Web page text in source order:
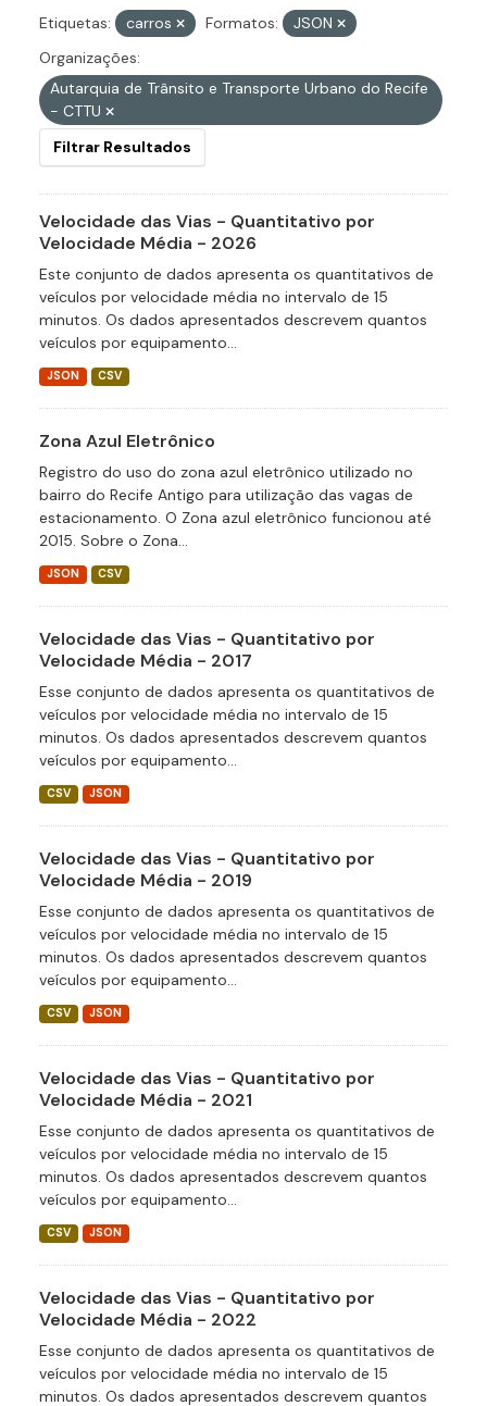
Etiquetas: carros Formatos:
JSON
Organizações:
Autarquia de Trânsito e Transporte Urbano do Recife
- CTTU
Filtrar Resultados
Velocidade das Vias - Quantitativo por
Velocidade Média - 2026
Este conjunto de dados apresenta os quantitativos de
veículos por velocidade média no intervalo de 15
minutos. Os dados apresentados descrevem quantos
veículos por equipamento...
JSON CSV
Zona Azul Eletrônico
Registro do uso do zona azul eletrônico utilizado no
bairro do Recife Antigo para utilização das vagas de
estacionamento. O Zona azul eletrônico funcionou até
2015. Sobre o Zona...
JSON CSV
Velocidade das Vias - Quantitativo por
Velocidade Média - 2017
Esse conjunto de dados apresenta os quantitativos de
veículos por velocidade média no intervalo de 15
minutos. Os dados apresentados descrevem quantos
veículos por equipamento...
CSV JSON
Velocidade das Vias - Quantitativo por
Velocidade Média - 2019
Esse conjunto de dados apresenta os quantitativos de
veículos por velocidade média no intervalo de 15
minutos. Os dados apresentados descrevem quantos
veículos por equipamento...
CSV JSON
Velocidade das Vias - Quantitativo por
Velocidade Média - 2021
Esse conjunto de dados apresenta os quantitativos de
veículos por velocidade média no intervalo de 15
minutos. Os dados apresentados descrevem quantos
veículos por equipamento...
CSV JSON
Velocidade das Vias - Quantitativo por
Velocidade Média - 2022
Esse conjunto de dados apresenta os quantitativos de
veículos por velocidade média no intervalo de 15
minutos. Os dados apresentados descrevem quantos